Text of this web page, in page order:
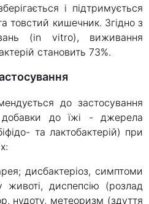
і підтримується
товстий кишечник. Згідно з
(in vitro), виживання
становить 73%.
до застосування
добавки до їжі - джерела
та лактобактерій) при
дисбактеріоз, симптоми
животі, диспепсію (розлад
нудоту, метеоризм (здуття